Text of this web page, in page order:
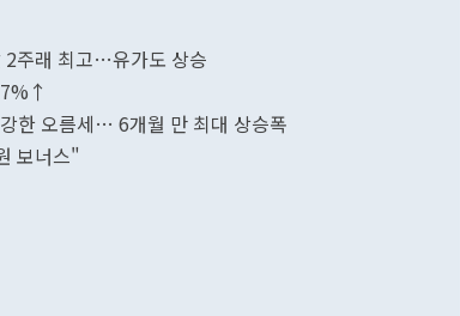
2주래 최고…유가도 상승
한 오름세… 6개월 만 최대 상승폭
보너스"